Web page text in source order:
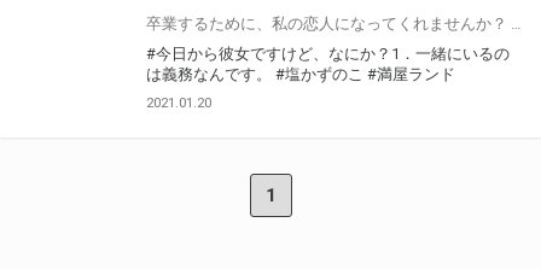
#今日から彼女ですけど、なにか？1．一緒にいるの
は義務なんです。
#塩かずのこ #満屋ランド
2021.01.20
1